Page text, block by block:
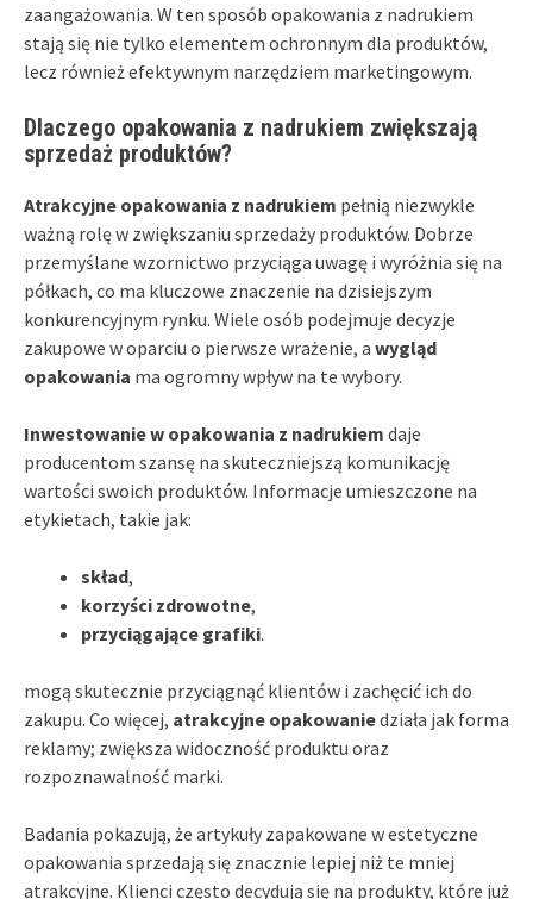
zaangażowania. W ten sposób opakowania z nadrukiem
stają się nie tylko elementem ochronnym dla produktów,
lecz również efektywnym narzędziem marketingowym.
Dlaczego opakowania z nadrukiem zwiększają
sprzedaż produktów?
Atrakcyjne opakowania z nadrukiem pełnią niezwykle
ważną rolę w zwiększaniu sprzedaży produktów. Dobrze
przemyślane wzornictwo przyciąga uwagę i wyróżnia się na
półkach, co ma kluczowe znaczenie na dzisiejszym
konkurencyjnym rynku. Wiele osób podejmuje decyzje
zakupowe w oparciu o pierwsze wrażenie, a wygląd
opakowania ma ogromny wpływ na te wybory.
Inwestowanie w opakowania z nadrukiem daje
producentom szansę na skuteczniejszą komunikację
wartości swoich produktów. Informacje umieszczone na
etykietach, takie jak:
skład,
korzyści zdrowotne,
przyciągające grafiki.
mogą skutecznie przyciągnąć klientów i zachęcić ich do
zakupu. Co więcej, atrakcyjne opakowaniedziała jak forma
reklamy; zwiększa widoczność produktu oraz
rozpoznawalność marki.
Badania pokazują, że artykuły zapakowane w estetyczne
opakowania sprzedają się znacznie lepiej niż te mniej
atrakcyjne. Klienci często decydują się na produkty, które już